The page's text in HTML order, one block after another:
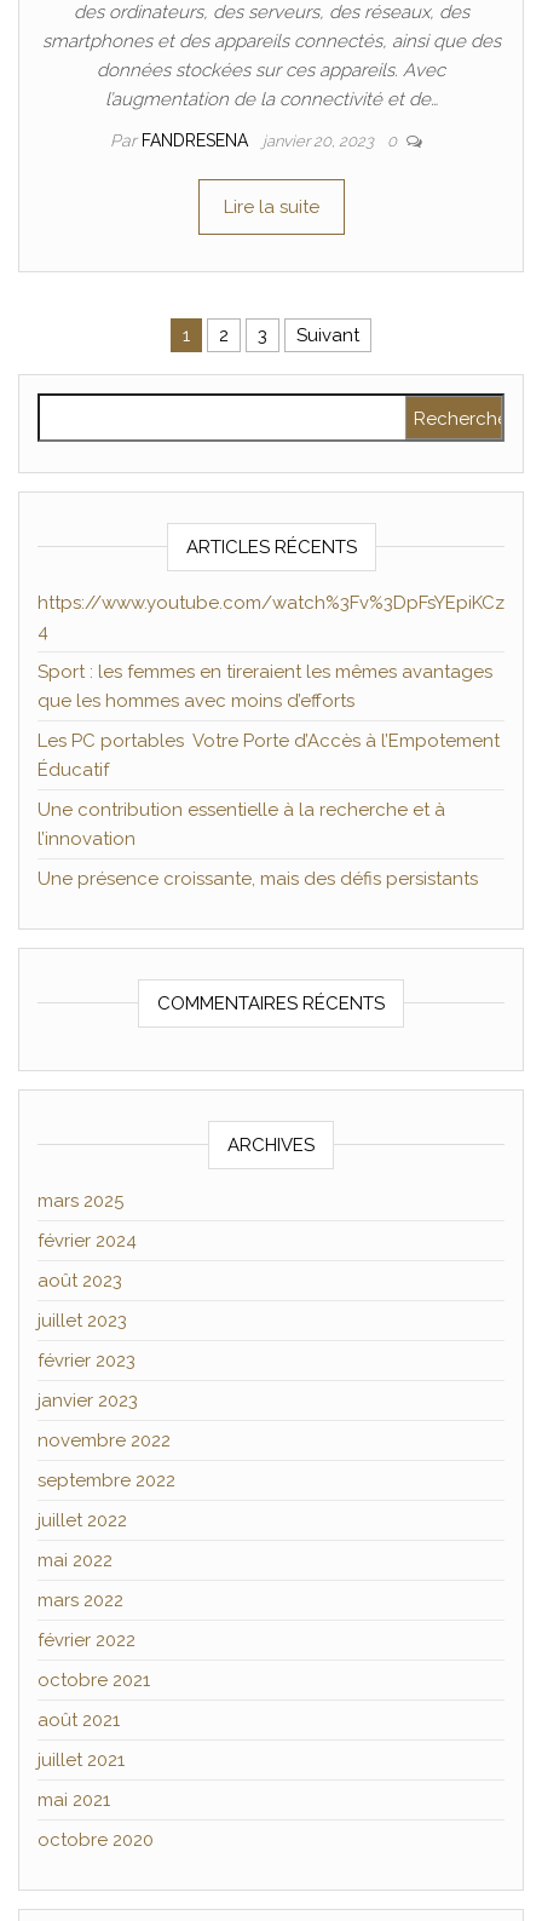
des ordinateurs, des serveurs, des réseaux, des
smartphones et des appareils connectés, ainsi que des
données stockées sur ces appareils. Avec
l’augmentation de la connectivité et de…
Par FANDRESENA janvier 20, 2023 0
Lire la suite
Pagination des publications
1 2 3 Suivant
ARTICLES RÉCENTS
https://www.youtube.com/watch%3Fv%3DpFsYEpiKCz
4
Sport : les femmes en tireraient les mêmes avantages
que les hommes avec moins d’efforts
Les PC portables Votre Porte d’Accès à l’Empotement
Éducatif
Une contribution essentielle à la recherche et à
l’innovation
Une présence croissante, mais des défis persistants
COMMENTAIRES RÉCENTS
ARCHIVES
mars 2025
février 2024
août 2023
juillet 2023
février 2023
janvier 2023
novembre 2022
septembre 2022
juillet 2022
mai 2022
mars 2022
février 2022
octobre 2021
août 2021
juillet 2021
mai 2021
octobre 2020